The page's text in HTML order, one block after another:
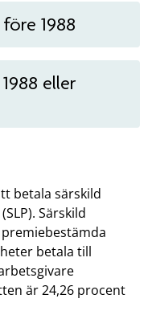
1988
eller
betala särskild
Särskild
betala till
är 24,26 procent